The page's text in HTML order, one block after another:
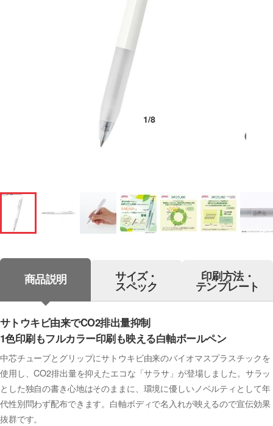
1/8
商品説明 サイズ・
スペック
印刷方法・
テンプレート
サトウキビ由来でCO2排出量抑制
1色印刷もフルカラー印刷も映える白軸ボールペン
中芯チューブとグリップにサトウキビ由来のバイオマスプラスチックを
使用し、CO2排出量を抑えたエコな「サラサ」が登場しました。サラッ
とした独自の書き心地はそのままに、環境に優しいノベルティとして年
代性別問わず配布できます。白軸ボディで名入れが映えるので宣伝効果
抜群です。